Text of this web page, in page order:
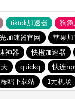
tiktok加速器 狗急
加速器官网 苹果加
神器 快橙加速器
quickq 快连
海鸥下载站 1元机场